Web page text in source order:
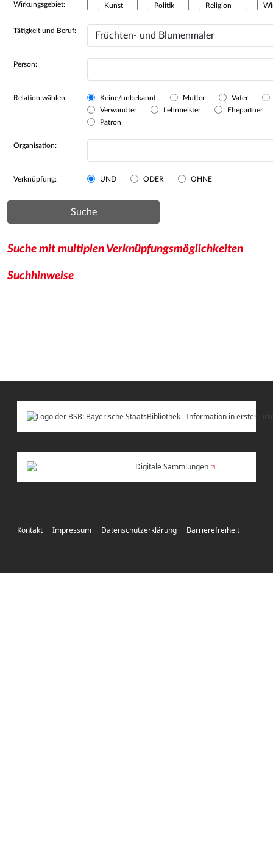
Wirkungsgebiet: Kunst Politik Religion
Tätigkeit und Beruf:
Person:
Relation wählen Keine/unbekannt Mutter
Vater
Verwandter
Lehrmeister
Ehepartner
Patron
Organisation:
Verknüpfung: UND ODER OHNE
Suche
Suche mit multiplen Verknüpfungsmöglichkeiten
Suchhinweise
Digitale Sammlungen
Kontakt Impressum Datenschutzerklärung Barrierefreiheit